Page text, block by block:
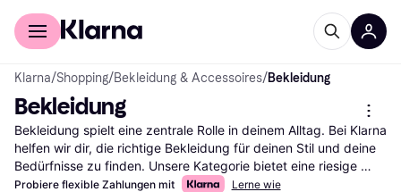
Für Shopper
Klarna/Shopping/Bekleidung & Accessoires/Bekleidung
Bekleidung
Bekleidung spielt eine zentrale Rolle in deinem Alltag. Bei Klarna
helfen wir dir, die richtige Bekleidung für deinen Stil und deine
Bedürfnisse zu finden. Unsere Kategorie bietet eine riesige
Auswahl an Kleidung, die du mithilfe unserer praktischen Filter
Probiere flexible Zahlungen mit Lerne wie